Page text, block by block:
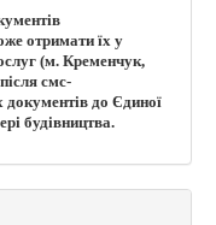
отримати їх у
(м. Кременчук,
смс-
до Єдиної
будівництва.